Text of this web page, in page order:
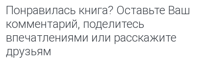
Понравилась книга? Оставьте Ваш
комментарий, поделитесь
впечатлениями или расскажите
друзьям